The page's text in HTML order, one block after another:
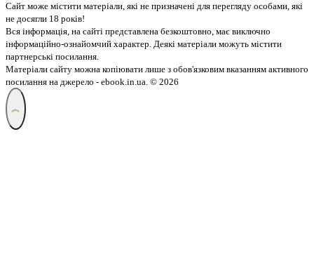
Сайт може містити матеріали, які не призначені для перегляду особами, які
не досягли 18 років!
Вся інформація, на сайті представлена безкоштовно, має виключно
інформаційно-ознайомчий характер. Деякі матеріали можуть містити
партнерські посилання.
Матеріали сайту можна копіювати лише з обов'язковим вказанням активного
посилання на джерело - ebook.in.ua. © 2026